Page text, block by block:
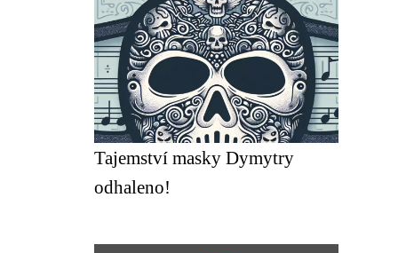
Tajemství masky Dymytry
odhaleno!